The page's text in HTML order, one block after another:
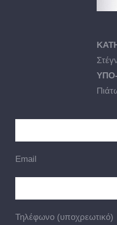
Email
Τηλέφωνο (υποχρεωτικό)